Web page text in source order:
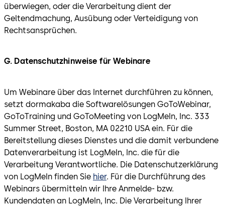
überwiegen, oder die Verarbeitung dient der
Geltendmachung, Ausübung oder Verteidigung von
Rechtsansprüchen.
G. Datenschutzhinweise für Webinare
Um Webinare über das Internet durchführen zu können,
setzt dormakaba die Softwarelösungen GoToWebinar,
GoToTraining und GoToMeeting von LogMeIn, Inc. 333
Summer Street, Boston, MA 02210 USA ein. Für die
Bereitstellung dieses Dienstes und die damit verbundene
Datenverarbeitung ist LogMeIn, Inc. die für die
Verarbeitung Verantwortliche. Die Datenschutzerklärung
von LogMeIn finden Sie hier. Für die Durchführung des
Webinars übermitteln wir Ihre Anmelde- bzw.
Kundendaten an LogMeIn, Inc. Die Verarbeitung Ihrer